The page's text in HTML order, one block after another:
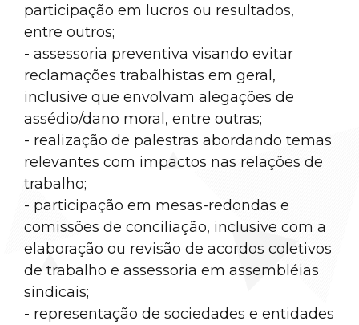
participação em lucros ou resultados,
entre outros;
- assessoria preventiva visando evitar
reclamações trabalhistas em geral,
inclusive que envolvam alegações de
assédio/dano moral, entre outras;
- realização de palestras abordando temas
relevantes com impactos nas relações de
trabalho;
- participação em mesas-redondas e
comissões de conciliação, inclusive com a
elaboração ou revisão de acordos coletivos
de trabalho e assessoria em assembléias
sindicais;
- representação de sociedades e entidades